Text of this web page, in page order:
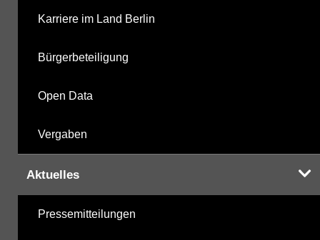
Karriere im Land Berlin
Bürgerbeteiligung
Open Data
Vergaben
Aktuelles
Pressemitteilungen